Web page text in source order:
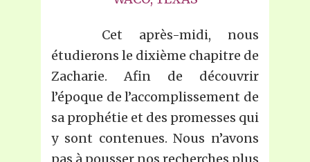
Cet après-midi, nous
étudierons le dixième chapitre de
Zacharie. Afin de découvrir
l’époque de l’accomplissement de
sa prophétie et des promesses qui
y sont contenues. Nous n’avons